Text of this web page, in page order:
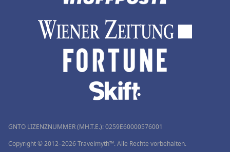
GNTO LIZENZNUMMER (MH.T.E.): 0259Ε60000576001
Copyright © 2012–2026 Travelmyth™. Alle Rechte vorbehalten.